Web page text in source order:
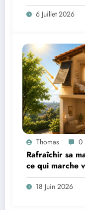
6 Juillet 2026
Thomas 0
Rafraîchir sa
ce qui marche
18 Juin 2026